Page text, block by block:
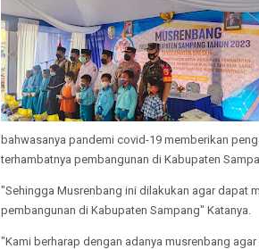
bahwasanya pandemi covid-19 memberikan
terhambatnya pembangunan di Kabupaten
"Sehingga Musrenbang ini dilakukan agar dapat
pembangunan di Kabupaten Sampang" Katanya.
"Kami berharap dengan adanya musrenbang